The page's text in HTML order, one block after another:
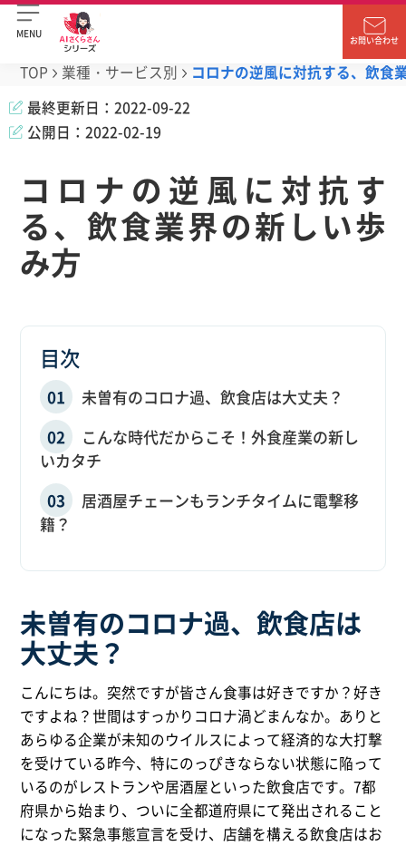
MENU
お問い合わせ
TOP 業種・サービス別
コロナの逆風に対抗する、飲食
最終更新日： 2022-09-22
公開日： 2022-02-19
コロナの逆風に対抗す
る、飲食業界の新しい歩
み方
目次
未曽有のコロナ過、飲食店は大丈夫？
こんな時代だからこそ！外食産業の新し
いカタチ
居酒屋チェーンもランチタイムに電撃移
籍？
未曽有のコロナ過、飲食店は
大丈夫？
こんにちは。突然ですが皆さん食事は好きですか？好き
ですよね？世間はすっかりコロナ渦どまんなか。ありと
あらゆる企業が未知のウイルスによって経済的な大打撃
を受けている昨今、特にのっぴきならない状態に陥って
いるのがレストランや居酒屋といった飲食店です。7都
府県から始まり、ついに全都道府県にて発出されること
になった緊急事態宣言を受け、店舗を構える飲食店はお